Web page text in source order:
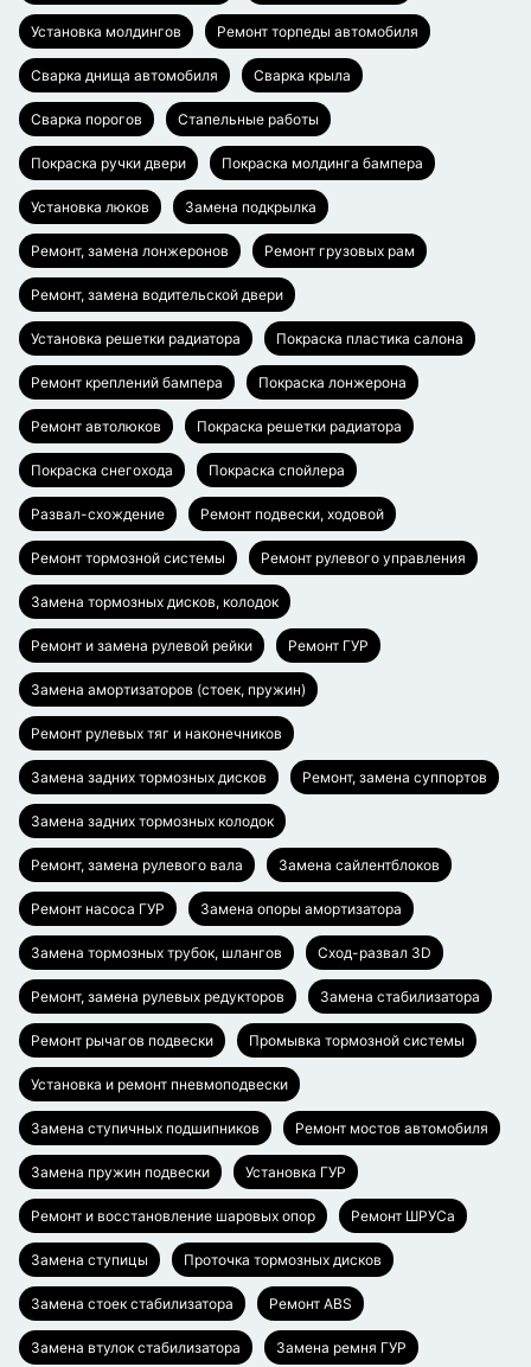
Установка молдингов Ремонт торпеды автомобиля
Сварка днища автомобиля Сварка крыла
Сварка порогов Стапельные работы
Покраска ручки двери Покраска молдинга бампера
Установка люков Замена подкрылка
Ремонт, замена лонжеронов Ремонт грузовых рам
Ремонт, замена водительской двери
Установка решетки радиатора Покраска пластика салона
Ремонт креплений бампера Покраска лонжерона
Ремонт автолюков Покраска решетки радиатора
Покраска снегохода Покраска спойлера
Развал-схождение Ремонт подвески, ходовой
Ремонт тормозной системы Ремонт рулевого управления
Замена тормозных дисков, колодок
Ремонт и замена рулевой рейки Ремонт ГУР
Замена амортизаторов (стоек, пружин)
Ремонт рулевых тяг и наконечников
Замена задних тормозных дисков Ремонт, замена суппортов
Замена задних тормозных колодок
Ремонт, замена рулевого вала Замена сайлентблоков
Ремонт насоса ГУР Замена опоры амортизатора
Замена тормозных трубок, шлангов Сход-развал 3D
Ремонт, замена рулевых редукторов Замена стабилизатора
Ремонт рычагов подвески Промывка тормозной системы
Установка и ремонт пневмоподвески
Замена ступичных подшипников Ремонт мостов автомобиля
Замена пружин подвески Установка ГУР
Ремонт и восстановление шаровых опор Ремонт ШРУСа
Замена ступицы Проточка тормозных дисков
Замена стоек стабилизатора Ремонт ABS
Замена втулок стабилизатора Замена ремня ГУР